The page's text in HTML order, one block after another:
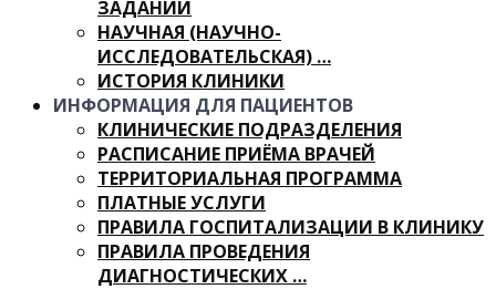
ЗАДАНИИ
НАУЧНАЯ (НАУЧНО-
ИССЛЕДОВАТЕЛЬСКАЯ) …
ИСТОРИЯ КЛИНИКИ
ИНФОРМАЦИЯ ДЛЯ ПАЦИЕНТОВ
КЛИНИЧЕСКИЕ ПОДРАЗДЕЛЕНИЯ
РАСПИСАНИЕ ПРИЁМА ВРАЧЕЙ
ТЕРРИТОРИАЛЬНАЯ ПРОГРАММА
ПЛАТНЫЕ УСЛУГИ
ПРАВИЛА ГОСПИТАЛИЗАЦИИ В КЛИНИКУ
ПРАВИЛА ПРОВЕДЕНИЯ
ДИАГНОСТИЧЕСКИХ …